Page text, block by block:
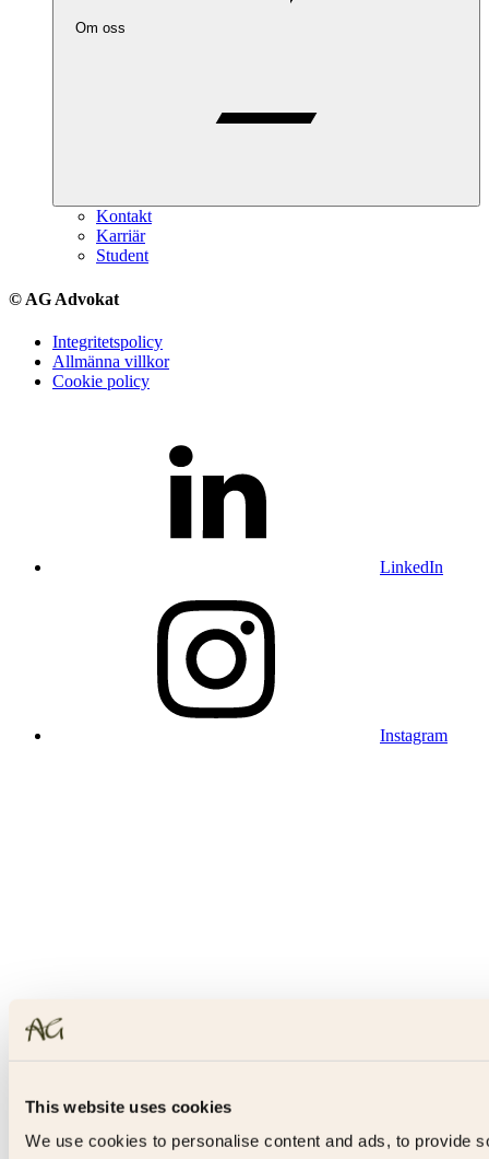
This website uses cookies
We use cookies to personalise content and ads, to provide
Om oss
Kontakt
Karriär
Student
© AG Advokat
Integritetspolicy
Allmänna villkor
Cookie policy
LinkedIn
Instagram